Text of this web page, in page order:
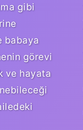
gibi
babaya
görevi
ve hayata